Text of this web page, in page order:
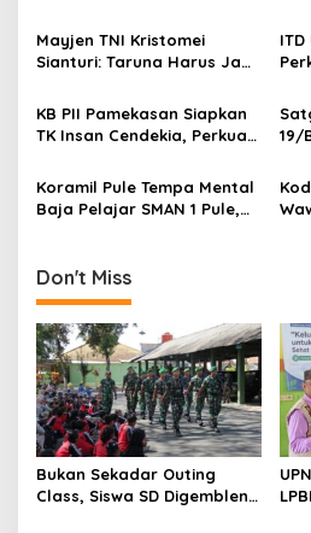
g
a
t
i
o
n
Mayjen TNI Kristomei
Sianturi: Taruna Harus Jadi
ITD
KB PII Pamekasan Siapkan
TK Insan Cendekia, Perkuat
Bangsa Sejak Dini
19/
Koramil Pule Tempa Mental
Baja Pelajar SMAN 1 Pule,
Karakter
Don't Miss
Bukan Sekadar Outing
Class, Siswa SD Digembleng